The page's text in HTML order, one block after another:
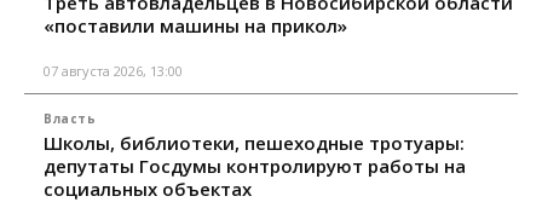
«поставили машины на прикол»
07 августа 2026, 13:00
Власть
Школы, библиотеки, пешеходные тротуары:
депутаты Госдумы контролируют работы на
социальных объектах